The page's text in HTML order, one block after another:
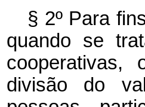
§ 2º Para
quando se
divisão do